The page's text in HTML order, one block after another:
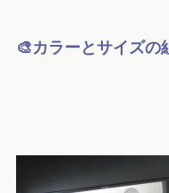
🎨カラーとサイズの